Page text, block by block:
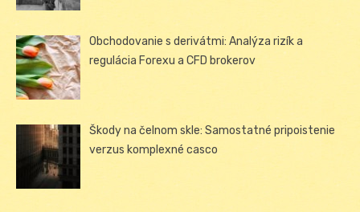
Obchodovanie s derivátmi: Analýza rizík a
regulácia Forexu a CFD brokerov
Škody na čelnom skle: Samostatné pripoistenie
verzus komplexné casco